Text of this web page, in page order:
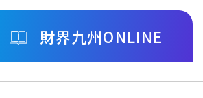
財界九州ONLINE